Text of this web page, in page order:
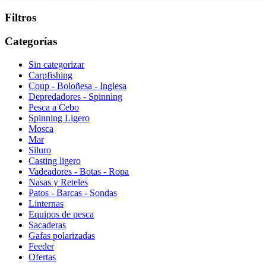
Filtros
Categorías
Sin categorizar
Carpfishing
Coup - Boloñesa - Inglesa
Depredadores - Spinning
Pesca a Cebo
Spinning Ligero
Mosca
Mar
Siluro
Casting ligero
Vadeadores - Botas - Ropa
Nasas y Reteles
Patos - Barcas - Sondas
Linternas
Equipos de pesca
Sacaderas
Gafas polarizadas
Feeder
Ofertas